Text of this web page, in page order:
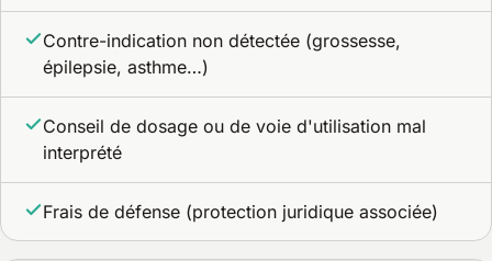
Contre-indication non détectée (grossesse,
épilepsie, asthme…)
Conseil de dosage ou de voie d'utilisation mal
interprété
Frais de défense (protection juridique associée)